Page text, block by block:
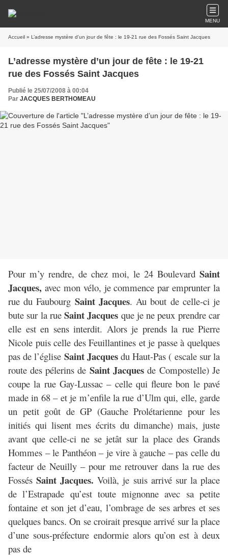
MENU
Accueil » L’adresse mystère d’un jour de fête : le 19-21 rue des Fossés Saint Jacques
L’adresse mystère d’un jour de fête : le 19-21
rue des Fossés Saint Jacques
Publié le 25/07/2008 à 00:04
Par JACQUES BERTHOMEAU
Pour m’y rendre, de chez moi, le 24 Boulevard Saint
Jacques, avec mon vélo, je commence par emprunter la
rue du Faubourg Saint Jacques. Au bout de celle-ci je
bute sur la rueSaint Jacques que je ne peux prendre car
elle est en sens interdit. Alors je prends la rue Pierre
Nicole puis celle des Feuillantines et je passe à quelques
pas de l’église Saint Jacquesdu Haut-Pas ( escale sur la
route des pélerins de Saint Jacquesde Compostelle) Je
coupe la rue Gay-Lussac – celle qui fleure bon le pavé
made in 68 – et je m’enfile la rue d’Ulm qui, elle, garde
un petit goût de GP (Gauche Prolétarienne pour les
initiés qui lisent mes écrits du dimanche) mais, juste
avant que celle-ci ne se jetât sur la place des Grands
Hommes – le Panthéon – je vire à gauche – pas celle du
facteur de Neuilly – pour me retrouver dans la rue des
FossésSaint Jacques. Voilà, je suis arrivé sur la place
de l’Estrapade qu’est toute mignonne avec sa petite
fontaine et son jet d’eau, l’ombrage de ses arbres et ses
quelques bancs. On se croirait presque arrivé sur la place
d’une sous-préfecture endormie alors qu’on est à deux
pas de